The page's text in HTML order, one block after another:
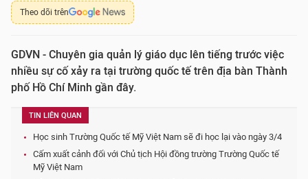
Theo dõi trên
GDVN - Chuyên gia quản lý giáo dục lên tiếng trước việc
nhiều sự cố xảy ra tại trường quốc tế trên địa bàn Thành
phố Hồ Chí Minh gần đây.
TIN LIÊN QUAN
Học sinh Trường Quốc tế Mỹ Việt Nam sẽ đi học lại vào ngày 3/4
Cấm xuất cảnh đối với Chủ tịch Hội đồng trường Trường Quốc tế
Mỹ Việt Nam